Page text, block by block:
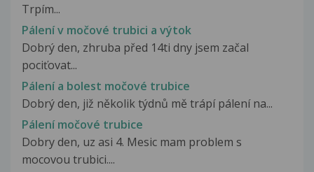
Trpím...
Pálení v močové trubici a výtok
Dobrý den, zhruba před 14ti dny jsem začal
pociťovat...
Pálení a bolest močové trubice
Dobrý den, již několik týdnů mě trápí pálení na...
Pálení močové trubice
Dobry den, uz asi 4. Mesic mam problem s
mocovou trubici....